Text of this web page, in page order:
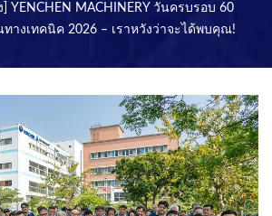
แลกเปลี่ยนทาง
บคุณ! | เครื่อง
ละเครื่องฆ่าเชื้อ
ณ์การผลิตยา |
YENCHEN
YENCHEN MACHINERY วันครบรอบ 60
างเทคนิค 2026 – เราหวังว่าจะได้พบคุณ!